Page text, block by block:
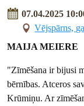
07.04.2025
Vējspārns,
MAIJA MEIERE
"Zīmēšana ir bijusi
bērnības. Atceros
Krūmiņu. Ar